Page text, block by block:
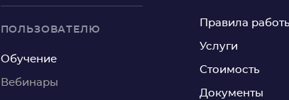
ПОЛЬЗОВАТЕЛЮ
Обучение
Вебинары
Правила
Услуги
Стоимость
Документы